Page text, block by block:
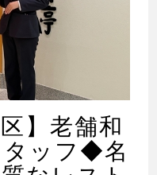
】老舗和
タッフ◆名